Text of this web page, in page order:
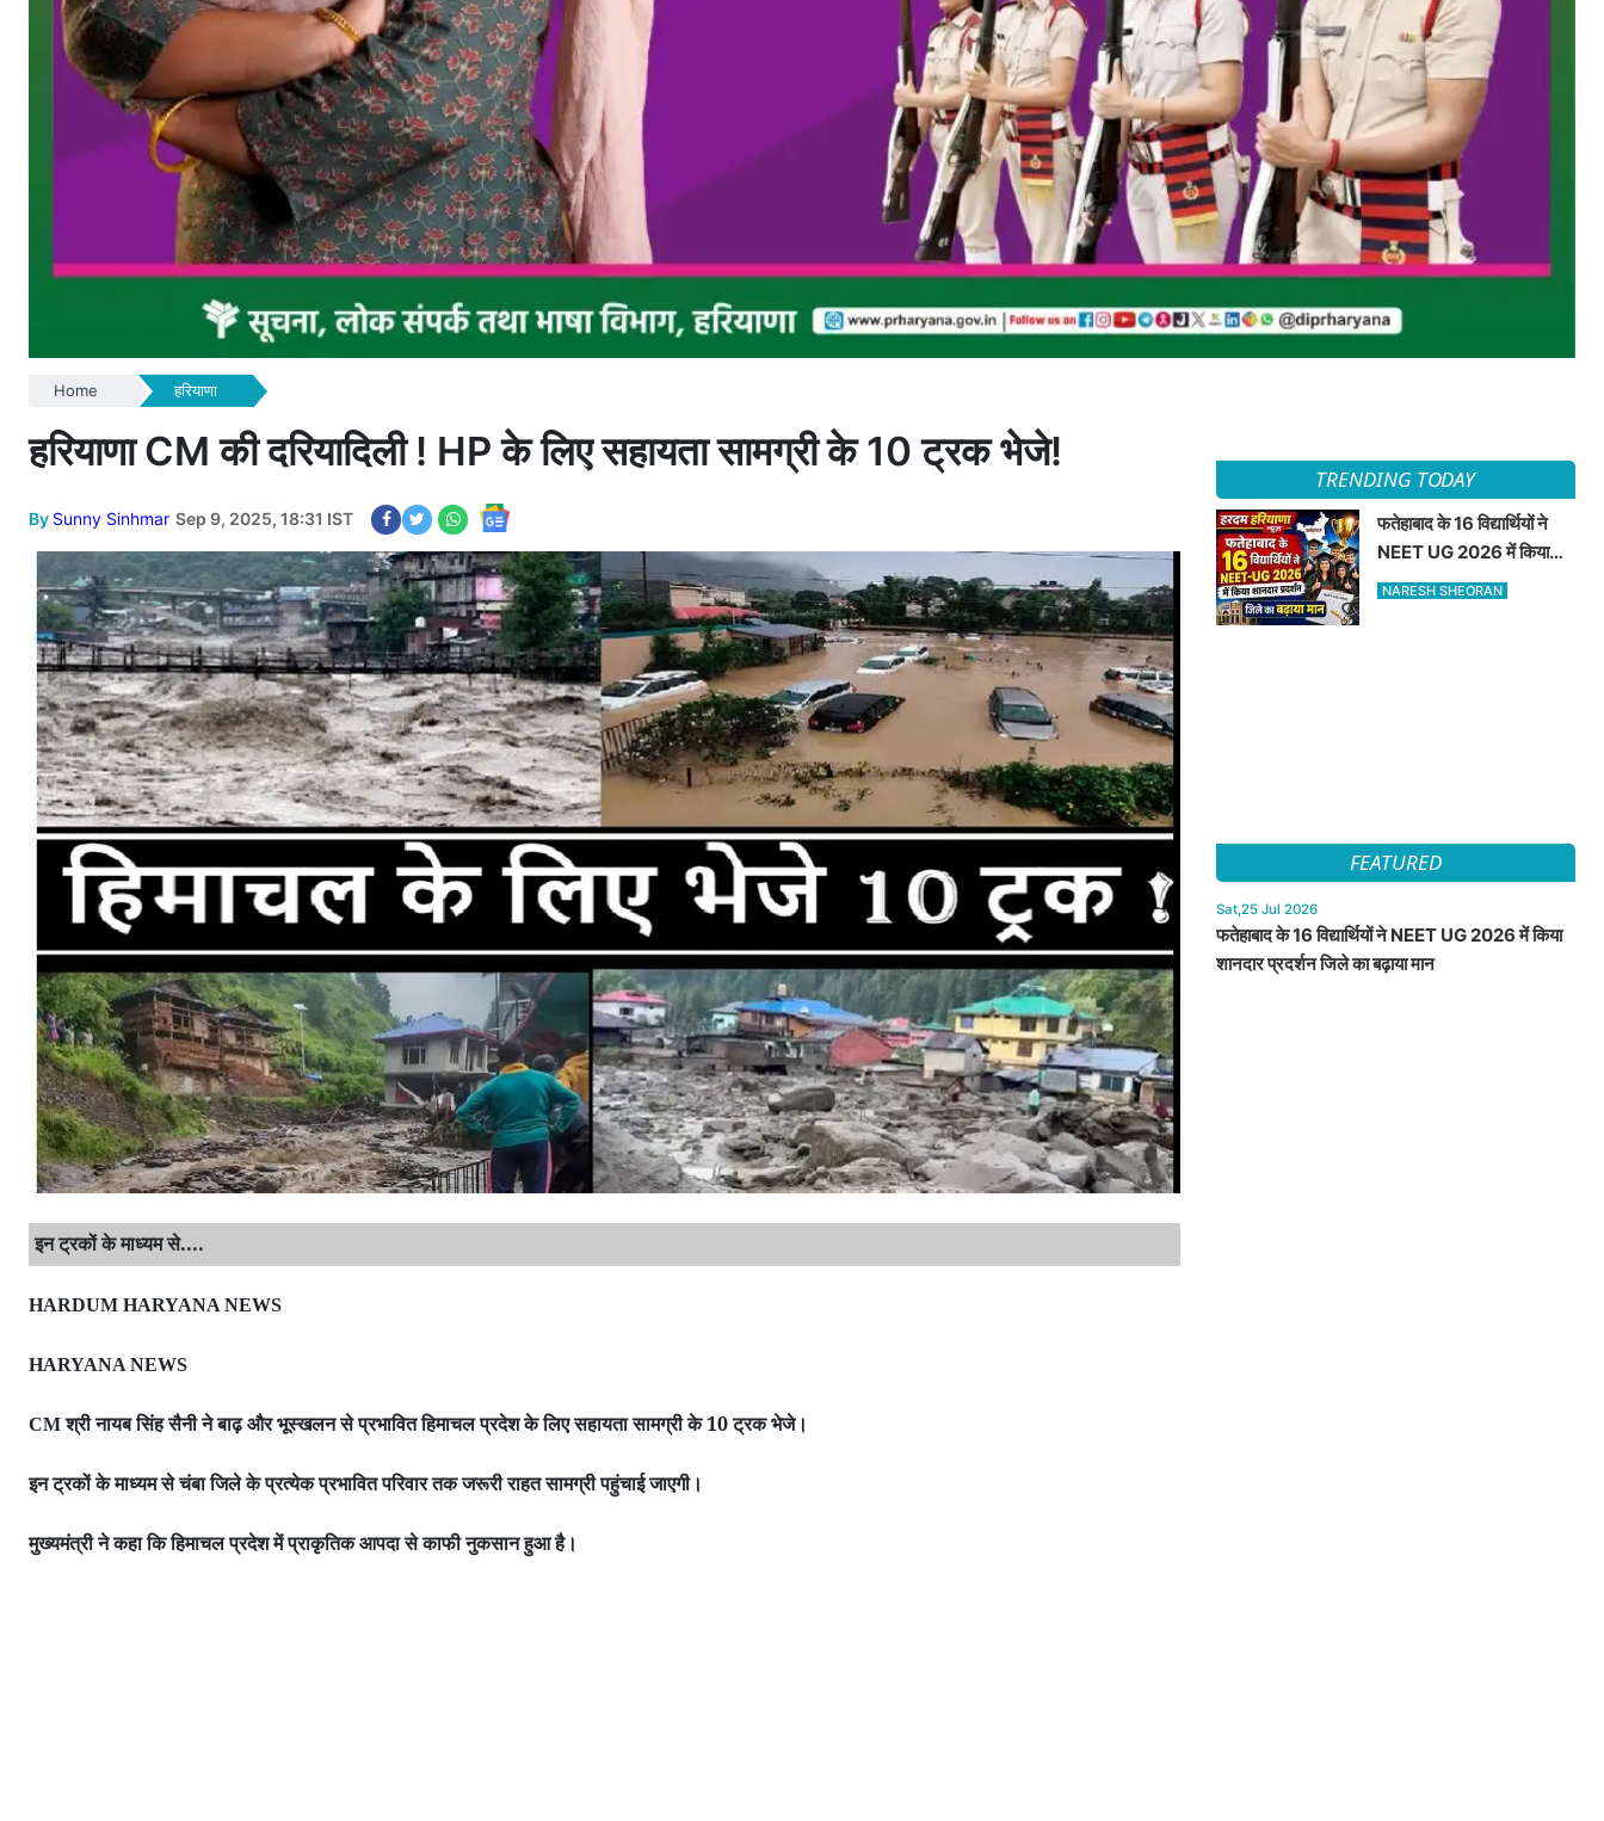
Home हरियाणा
हरियाणा CM की दरियादिली ! HP के लिए सहायता सामग्री के 10 ट्रक भेजे!
By Sunny Sinhmar Sep 9, 2025, 18:31 IST
इन ट्रकों के माध्यम से....
HARDUM HARYANA NEWS
HARYANA NEWS
CMश्री नायब सिंह सैनी ने बाढ़ और भूस्खलन से प्रभावित हिमाचल प्रदेश के लिए सहायता सामग्री के 10 ट्रक भेजे।
इन ट्रकों के माध्यम से चंबा जिले के प्रत्येक प्रभावित परिवार तक जरूरी राहत सामग्री पहुंचाई जाएगी।
मुख्यमंत्री ने कहा कि हिमाचल प्रदेश में प्राकृतिक आपदा से काफी नुकसान हुआ है।
TRENDING TODAY
फतेहाबाद के 16 विद्यार्थियों ने
NEET UG 2026 में किया
शानदार प्रदर्शन जिले का बढ़ाया
NARESH SHEORAN
FEATURED
Sat,25 Jul 2026
फतेहाबाद के 16 विद्यार्थियों ने NEET UG 2026 में किया
शानदार प्रदर्शन जिले का बढ़ाया मान